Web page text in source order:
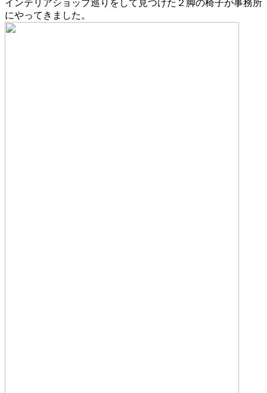
インテリアショップ巡りをして見つけた２脚の椅子が事務所
にやってきました。